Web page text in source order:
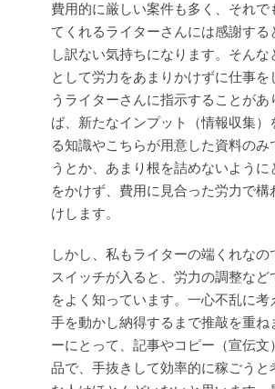
費用的に厳しい案件も多く、それで
てくれるライターさんには感謝する
し訳ない気持ちになります。そんな
として労力をあまりかけずに仕事を
うライターさんに指示することがあ
ば、新たなインプット（情報収集）
る知識やこちらが用意した資料のみ
うとか、あまり根を詰めないように
をかけず、費用に見合った労力で構
けします。
しかし、私もライターの端くれなの
スイッチが入ると、労力の調整など
をよく知っています。一心不乱に考
手を動かし納得するまで推敲を重ね
ーにとって、記事やコピー（宣伝文
品で、手抜きして効率的に稼ごうと